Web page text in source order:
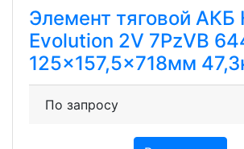
Элемент тяговой АКБ
Evolution 2V 7PzVB
125×157,5×718мм
По запросу